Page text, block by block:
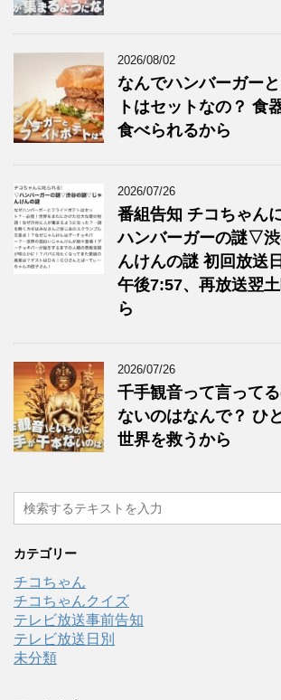
2026/08/02
なんでハンバーガー
トはセットなの？ 食
食べられるから
2026/07/26
番組告知 チコちゃん
ハンバーガーの謎▽
んけんの謎 初回放送
午後7:57、再放送翌
ら
2026/07/26
千手観音って言って
ないのはなんで？ ひ
世界を救うから
カテゴリー
チコちゃん
チコちゃんクイズ
テレビ放送事前告知
テレビ放送日別
未分類